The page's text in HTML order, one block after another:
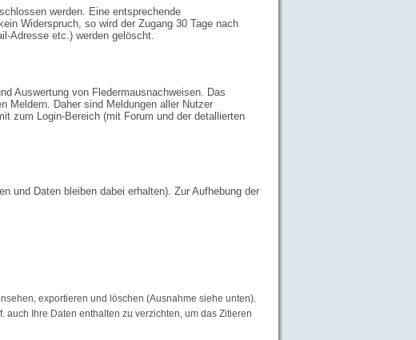
werden. Eine entsprechende
Widerspruch, so wird der Zugang 30 Tage nach
Adresse etc.) werden gelöscht.
Auswertung von Fledermausnachweisen. Das
Meldern. Daher sind Meldungen aller Nutzer
zum Login-Bereich (mit Forum und der detallierten
und Daten bleiben dabei erhalten). Zur Aufhebung der
exportieren und löschen (Ausnahme siehe unten).
Ihre Daten enthalten zu verzichten, um das Zitieren